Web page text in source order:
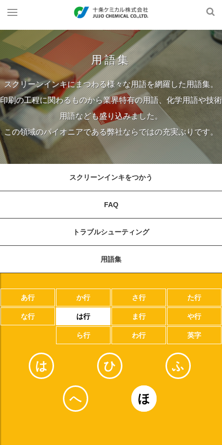
用語集
スクリーンインキにまつわる様々な用語を網羅した用語集。
印刷の工程に関わるものから業界特有の用語、化学用語や技術
用語なども盛り込みました。
この領域のパイオニアである弊社ならではの充実ぶりです。
スクリーンインキをつかう
FAQ
トラブルシューティング
用語集
あ行 か行 さ行 た行
な行 は行 ま行 や行
ら行 わ行 英字
は ひ ふ
へ ほ